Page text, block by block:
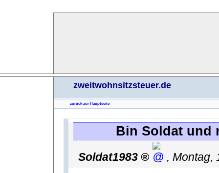
zweitwohnsitzsteuer.de
zurück zur Hauptseite
Bin Soldat und
Soldat1983 , Montag,